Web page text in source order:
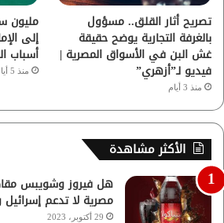
تصريح أثار القلق.. مسؤول
بالغرفة التجارية يوضح حقيقة
غش البن في الأسواق المصرية |
فيديو لـ”أزهري”
منذ 3 أيام
مليون
إلى
أسباب
منذ 5 أيام
الأكثر مشاهدة
هل فيروز وشويبس
مصرية لا تدعم
29 أكتوبر، 2023